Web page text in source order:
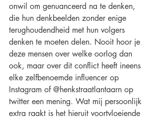
onwil om genuanceerd na te denken,
die hun denkbeelden zonder enige
terughoudendheid met hun volgers
denken te moeten delen. Nooit hoor je
deze mensen over welke oorlog dan
ook, maar over dit conflict heeft ineens
elke zelfbenoemde influencer op
Instagram of @henkstraatlantaarn op
twitter een mening. Wat mij persoonlijk
extra raakt is het hieruit voortvloeiende